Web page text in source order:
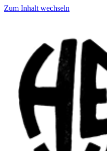
Zum Inhalt wechseln